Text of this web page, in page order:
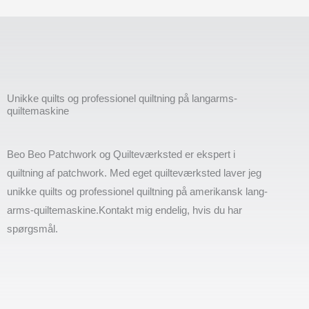
Unikke quilts og professionel quiltning på langarms-
quiltemaskine
Beo Beo Patchwork og Quilteværksted er ekspert i
quiltning af patchwork. Med eget quilteværksted laver jeg
unikke quilts og professionel quiltning på amerikansk lang-
arms-quiltemaskine.Kontakt mig endelig, hvis du har
spørgsmål.